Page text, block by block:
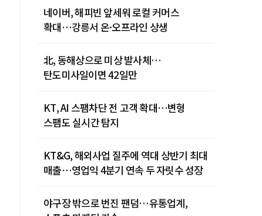
네이버, 해피빈 앞세워 로컬 커머스
확대…강릉서 온·오프라인 상생
北, 동해상으로 미상 발사체…
탄도미사일이면 42일만
KT, AI 스팸차단 전 고객 확대…변형
스팸도 실시간 탐지
KT&G, 해외사업 질주에 역대 상반기 최대
매출…영업익 4분기 연속 두 자릿수 성장
야구장 밖으로 번진 팬덤…유통업계,